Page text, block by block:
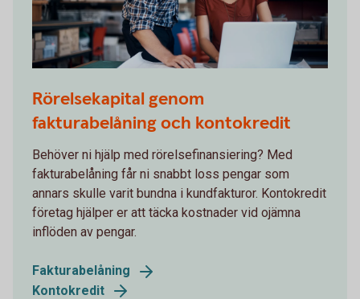
Rörelsekapital genom
fakturabelåning och kontokredit
Behöver ni hjälp med rörelsefinansiering? Med
fakturabelåning får ni snabbt loss pengar som
annars skulle varit bundna i kundfakturor. Kontokredit
företag hjälper er att täcka kostnader vid ojämna
inflöden av pengar.
Fakturabelåning
Kontokredit